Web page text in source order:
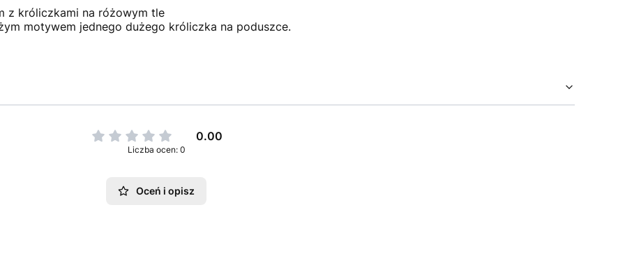
z króliczkami na różowym tle
motywem jednego dużego króliczka na poduszce.
0.00
Liczba ocen: 0
Oceń i opisz